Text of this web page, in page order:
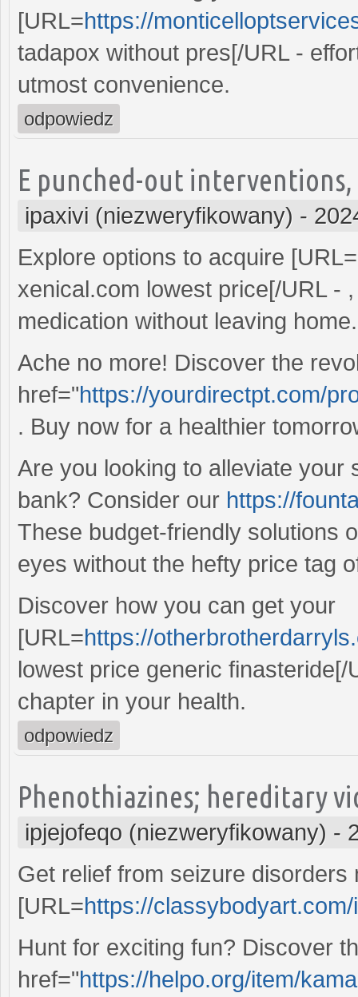
[URL=https://
tadapox without pres[/URL -
utmost convenience.
odpowiedz
E punched-out
ipaxivi (niezweryfikowany) -
Explore options to acquire [URL=
xenical.com lowest price[/URL -
medication without leaving home.
Ache no more! Discover the
href="https://yourdirectpt.com/
. Buy now for a healthier
Are you looking to alleviate your
bank? Consider our https://
These budget-friendly solutions
eyes without the hefty price tag
Discover how you can get your
[URL=https://
lowest price generic
chapter in your health.
odpowiedz
Phenothiazines; hereditary
ipjejofeqo (niezweryfikowany) -
Get relief from seizure disorders
[URL=https://
Hunt for exciting fun? Discover
href="https://helpo.org/item/